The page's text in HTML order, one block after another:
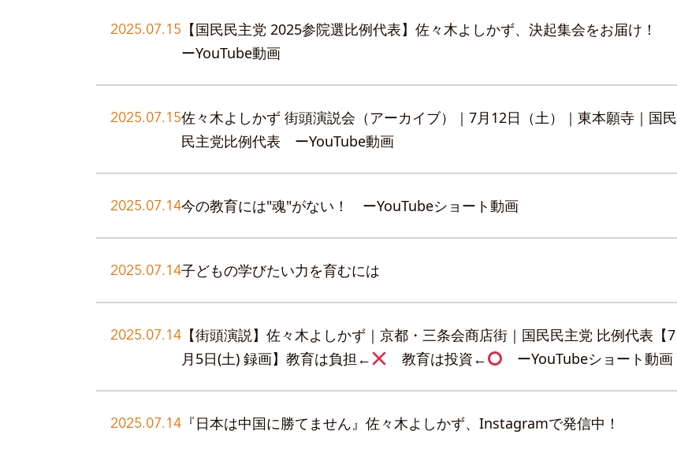
2025.07.15 【国民民主党 2025参院選比例代表】佐々木よしかず、決起集会をお届け！
ーYouTube動画
2025.07.15佐々木よしかず 街頭演説会（アーカイブ）｜7月12日（土）｜東本願寺｜国民
民主党比例代表 ーYouTube動画
2025.07.14今の教育には"魂"がない！ ーYouTubeショート動画
2025.07.14子どもの学びたい力を育むには
2025.07.14 【街頭演説】佐々木よしかず｜京都・三条会商店街｜国民民主党 比例代表【7
月5日(土) 録画】教育は負担←
教育は投資← ーYouTubeショート動画
2025.07.14 『日本は中国に勝てません』佐々木よしかず、Instagramで発信中！